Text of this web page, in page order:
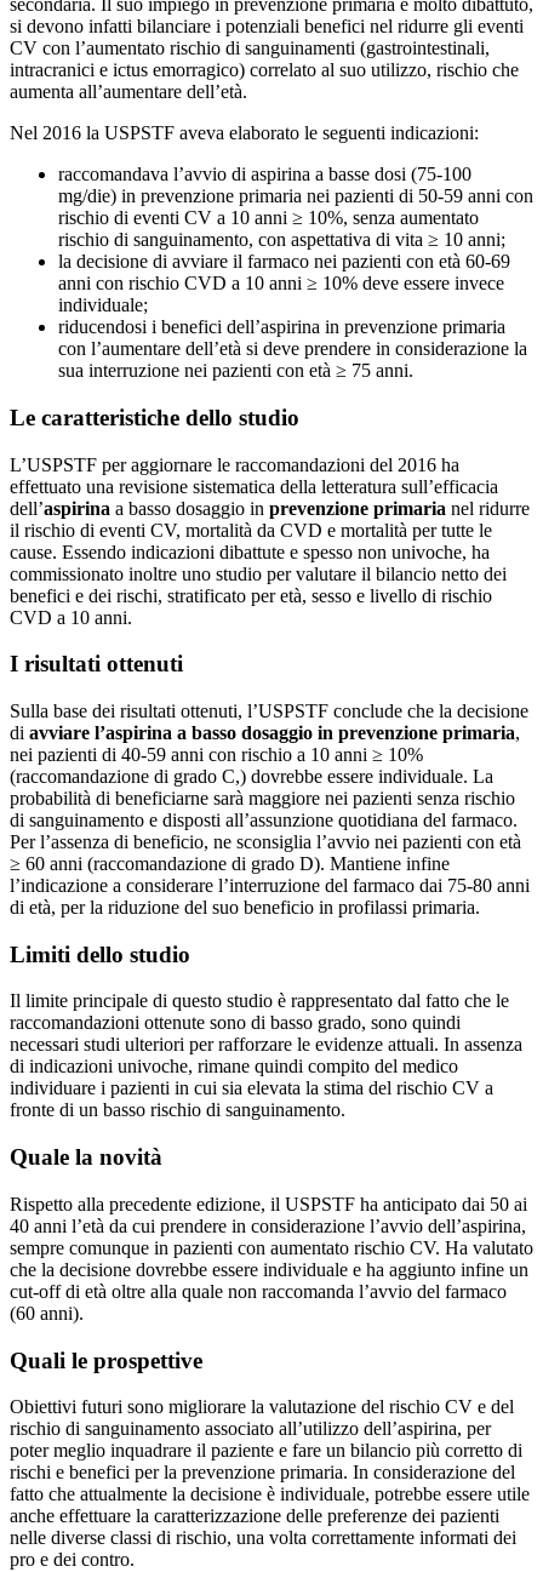
secondaria. Il suo impiego in prevenzione primaria è molto dibattuto,
si devono infatti bilanciare i potenziali benefici nel ridurre gli eventi
CV con l’aumentato rischio di sanguinamenti (gastrointestinali,
intracranici e ictus emorragico) correlato al suo utilizzo, rischio che
aumenta all’aumentare dell’età.
Nel 2016 la USPSTF aveva elaborato le seguenti indicazioni:
raccomandava l’avvio di aspirina a basse dosi (75-100
mg/die) in prevenzione primaria nei pazienti di 50-59 anni con
rischio di eventi CV a 10 anni ≥ 10%, senza aumentato
rischio di sanguinamento, con aspettativa di vita ≥ 10 anni;
la decisione di avviare il farmaco nei pazienti con età 60-69
anni con rischio CVD a 10 anni ≥ 10% deve essere invece
individuale;
riducendosi i benefici dell’aspirina in prevenzione primaria
con l’aumentare dell’età si deve prendere in considerazione la
sua interruzione nei pazienti con età ≥ 75 anni.
Le caratteristiche dello studio
L’USPSTF per aggiornare le raccomandazioni del 2016 ha
effettuato una revisione sistematica della letteratura sull’efficacia
dell’aspirina a basso dosaggio in prevenzione primaria nel ridurre
il rischio di eventi CV, mortalità da CVD e mortalità per tutte le
cause. Essendo indicazioni dibattute e spesso non univoche, ha
commissionato inoltre uno studio per valutare il bilancio netto dei
benefici e dei rischi, stratificato per età, sesso e livello di rischio
CVD a 10 anni.
I risultati ottenuti
Sulla base dei risultati ottenuti, l’USPSTF conclude che la decisione
di avviare l’aspirina a basso dosaggio in prevenzione primaria,
nei pazienti di 40-59 anni con rischio a 10 anni ≥ 10%
(raccomandazione di grado C,) dovrebbe essere individuale. La
probabilità di beneficiarne sarà maggiore nei pazienti senza rischio
di sanguinamento e disposti all’assunzione quotidiana del farmaco.
Per l’assenza di beneficio, ne sconsiglia l’avvio nei pazienti con età
≥ 60 anni (raccomandazione di grado D). Mantiene infine
l’indicazione a considerare l’interruzione del farmaco dai 75-80 anni
di età, per la riduzione del suo beneficio in profilassi primaria.
Limiti dello studio
Il limite principale di questo studio è rappresentato dal fatto che le
raccomandazioni ottenute sono di basso grado, sono quindi
necessari studi ulteriori per rafforzare le evidenze attuali. In assenza
di indicazioni univoche, rimane quindi compito del medico
individuare i pazienti in cui sia elevata la stima del rischio CV a
fronte di un basso rischio di sanguinamento.
Quale la novità
Rispetto alla precedente edizione, il USPSTF ha anticipato dai 50 ai
40 anni l’età da cui prendere in considerazione l’avvio dell’aspirina,
sempre comunque in pazienti con aumentato rischio CV. Ha valutato
che la decisione dovrebbe essere individuale e ha aggiunto infine un
cut-off di età oltre alla quale non raccomanda l’avvio del farmaco
(60 anni).
Quali le prospettive
Obiettivi futuri sono migliorare la valutazione del rischio CV e del
rischio di sanguinamento associato all’utilizzo dell’aspirina, per
poter meglio inquadrare il paziente e fare un bilancio più corretto di
rischi e benefici per la prevenzione primaria. In considerazione del
fatto che attualmente la decisione è individuale, potrebbe essere utile
anche effettuare la caratterizzazione delle preferenze dei pazienti
nelle diverse classi di rischio, una volta correttamente informati dei
pro e dei contro.